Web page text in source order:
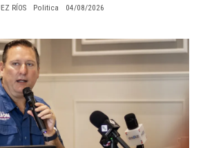
RÍOS Politica 04/08/2026